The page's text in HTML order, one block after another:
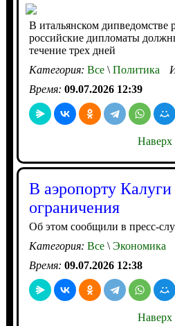
В итальянском дипведомстве
российские дипломаты
течение трех дней
Категория: Все\Политика
Время: 09.07.2026 12:39
Наверх
В аэропорту Калуги
ограничения
Об этом сообщили в пресс-
Категория: Все\Экономика
Время: 09.07.2026 12:38
Наверх